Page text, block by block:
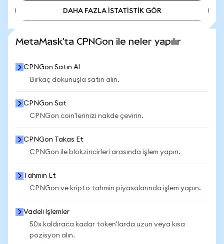
DAHA FAZLA İSTATİSTİK GÖR
MetaMask'ta CPNGon ile neler yapılır
CPNGon Satın Al
Birkaç dokunuşla satın alın.
CPNGon Sat
CPNGon coin'lerinizi nakde çevirin.
CPNGon Takas Et
CPNGon ile blokzincirleri arasında işlem yapın.
Tahmin Et
CPNGon ve kripto tahmin piyasalarında işlem yapın.
Vadeli İşlemler
50x kaldıraca kadar token'larda uzun veya kısa
pozisyon alın.